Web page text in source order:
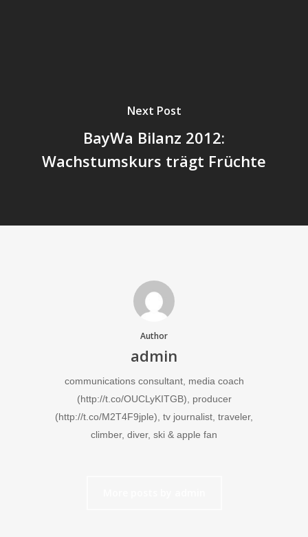
Next Post
BayWa Bilanz 2012:
Wachstumskurs trägt Früchte
Author
admin
communications consultant, media coach
(http://t.co/OUCLyKITGB), producer
(http://t.co/M2T4F9jple), tv journalist, traveler,
climber, diver, ski & apple fan